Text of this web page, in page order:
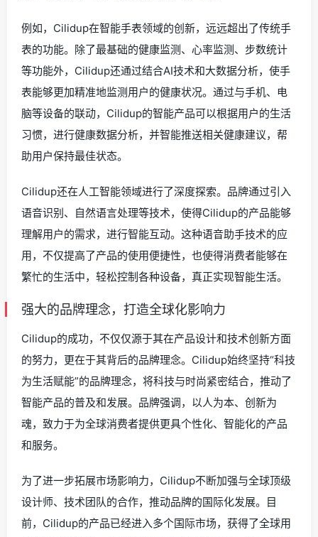
例如，Cilidup在智能手表领域的创新，远远超出了传统手
表的功能。除了最基础的健康监测、心率监测、步数统计
等功能外，Cilidup还通过结合AI技术和大数据分析，使手
表能够更加精准地监测用户的健康状况。通过与手机、电
脑等设备的联动，Cilidup的智能产品可以根据用户的生活
习惯，进行健康数据分析，并智能推送相关健康建议，帮
助用户保持最佳状态。
Cilidup还在人工智能领域进行了深度探索。品牌通过引入
语音识别、自然语言处理等技术，使得Cilidup的产品能够
理解用户的需求，进行智能互动。这种语音助手技术的应
用，不仅提高了产品的使用便捷性，也使得消费者能够在
繁忙的生活中，轻松控制各种设备，真正实现智能生活。
强大的品牌理念，打造全球化影响力
Cilidup的成功，不仅仅源于其在产品设计和技术创新方面
的努力，更在于其背后的品牌理念。Cilidup始终坚持“科技
为生活赋能”的品牌理念，将科技与时尚紧密结合，推动了
智能产品的普及和发展。品牌强调，以人为本、创新为
魂，致力于为全球消费者提供更具个性化、智能化的产品
和服务。
为了进一步拓展市场影响力，Cilidup不断加强与全球顶级
设计师、技术团队的合作，推动品牌的国际化发展。目
前，Cilidup的产品已经进入多个国际市场，获得了全球用